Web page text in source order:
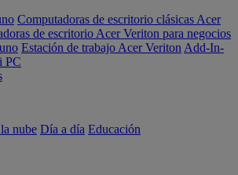
Computadoras de escritorio clásicas Acer
de escritorio Acer Veriton para negocios
Estación de trabajo Acer Veriton Add-In-
PC
nube Día a día Educación